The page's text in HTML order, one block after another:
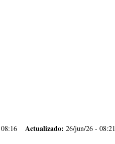
Actualizado: 26/jun/26 - 08:21